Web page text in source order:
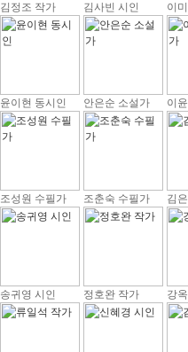
김정조 작가 김사빈 시인 이
윤이현 동시인 안은순 소설가 이
조성원 수필가 조춘숙 수필가 김
송귀영 시인 정호완 작가 강